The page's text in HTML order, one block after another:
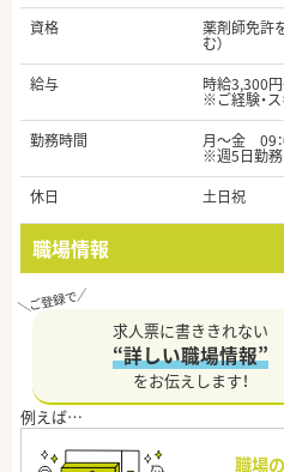
資格
薬剤師免許
む）
給与
時給3,300
※ご経験・
勤務時間
月～金 09：
※週5日勤務
休日
土日祝
職場情報
求人票に書ききれない
“詳しい職場情報”
をお伝えします！
職場